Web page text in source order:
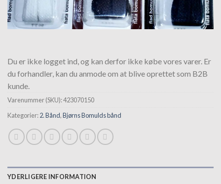
Du er ikke logget ind, og kan derfor ikke købe vores varer. Er
du forhandler, kan du anmode om at blive oprettet som B2B
kunde.
Varenummer (SKU):423070150
Kategorier:2. Bånd,Bjørns Bomulds bånd
YDERLIGERE INFORMATION